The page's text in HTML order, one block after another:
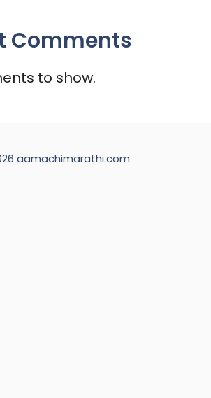
Comments
to show.
aamachimarathi.com